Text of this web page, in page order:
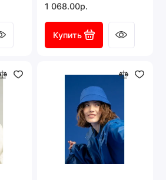
1 068.00р.
Купить